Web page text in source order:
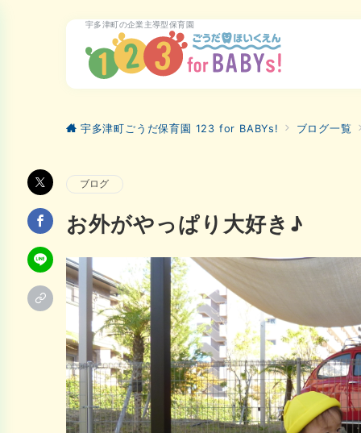
宇多津町の企業主導型保育園
宇多津町ごうだ保育園 123 for BABYs! ブログ一覧
ブログ
お外がやっぱり大好き♪